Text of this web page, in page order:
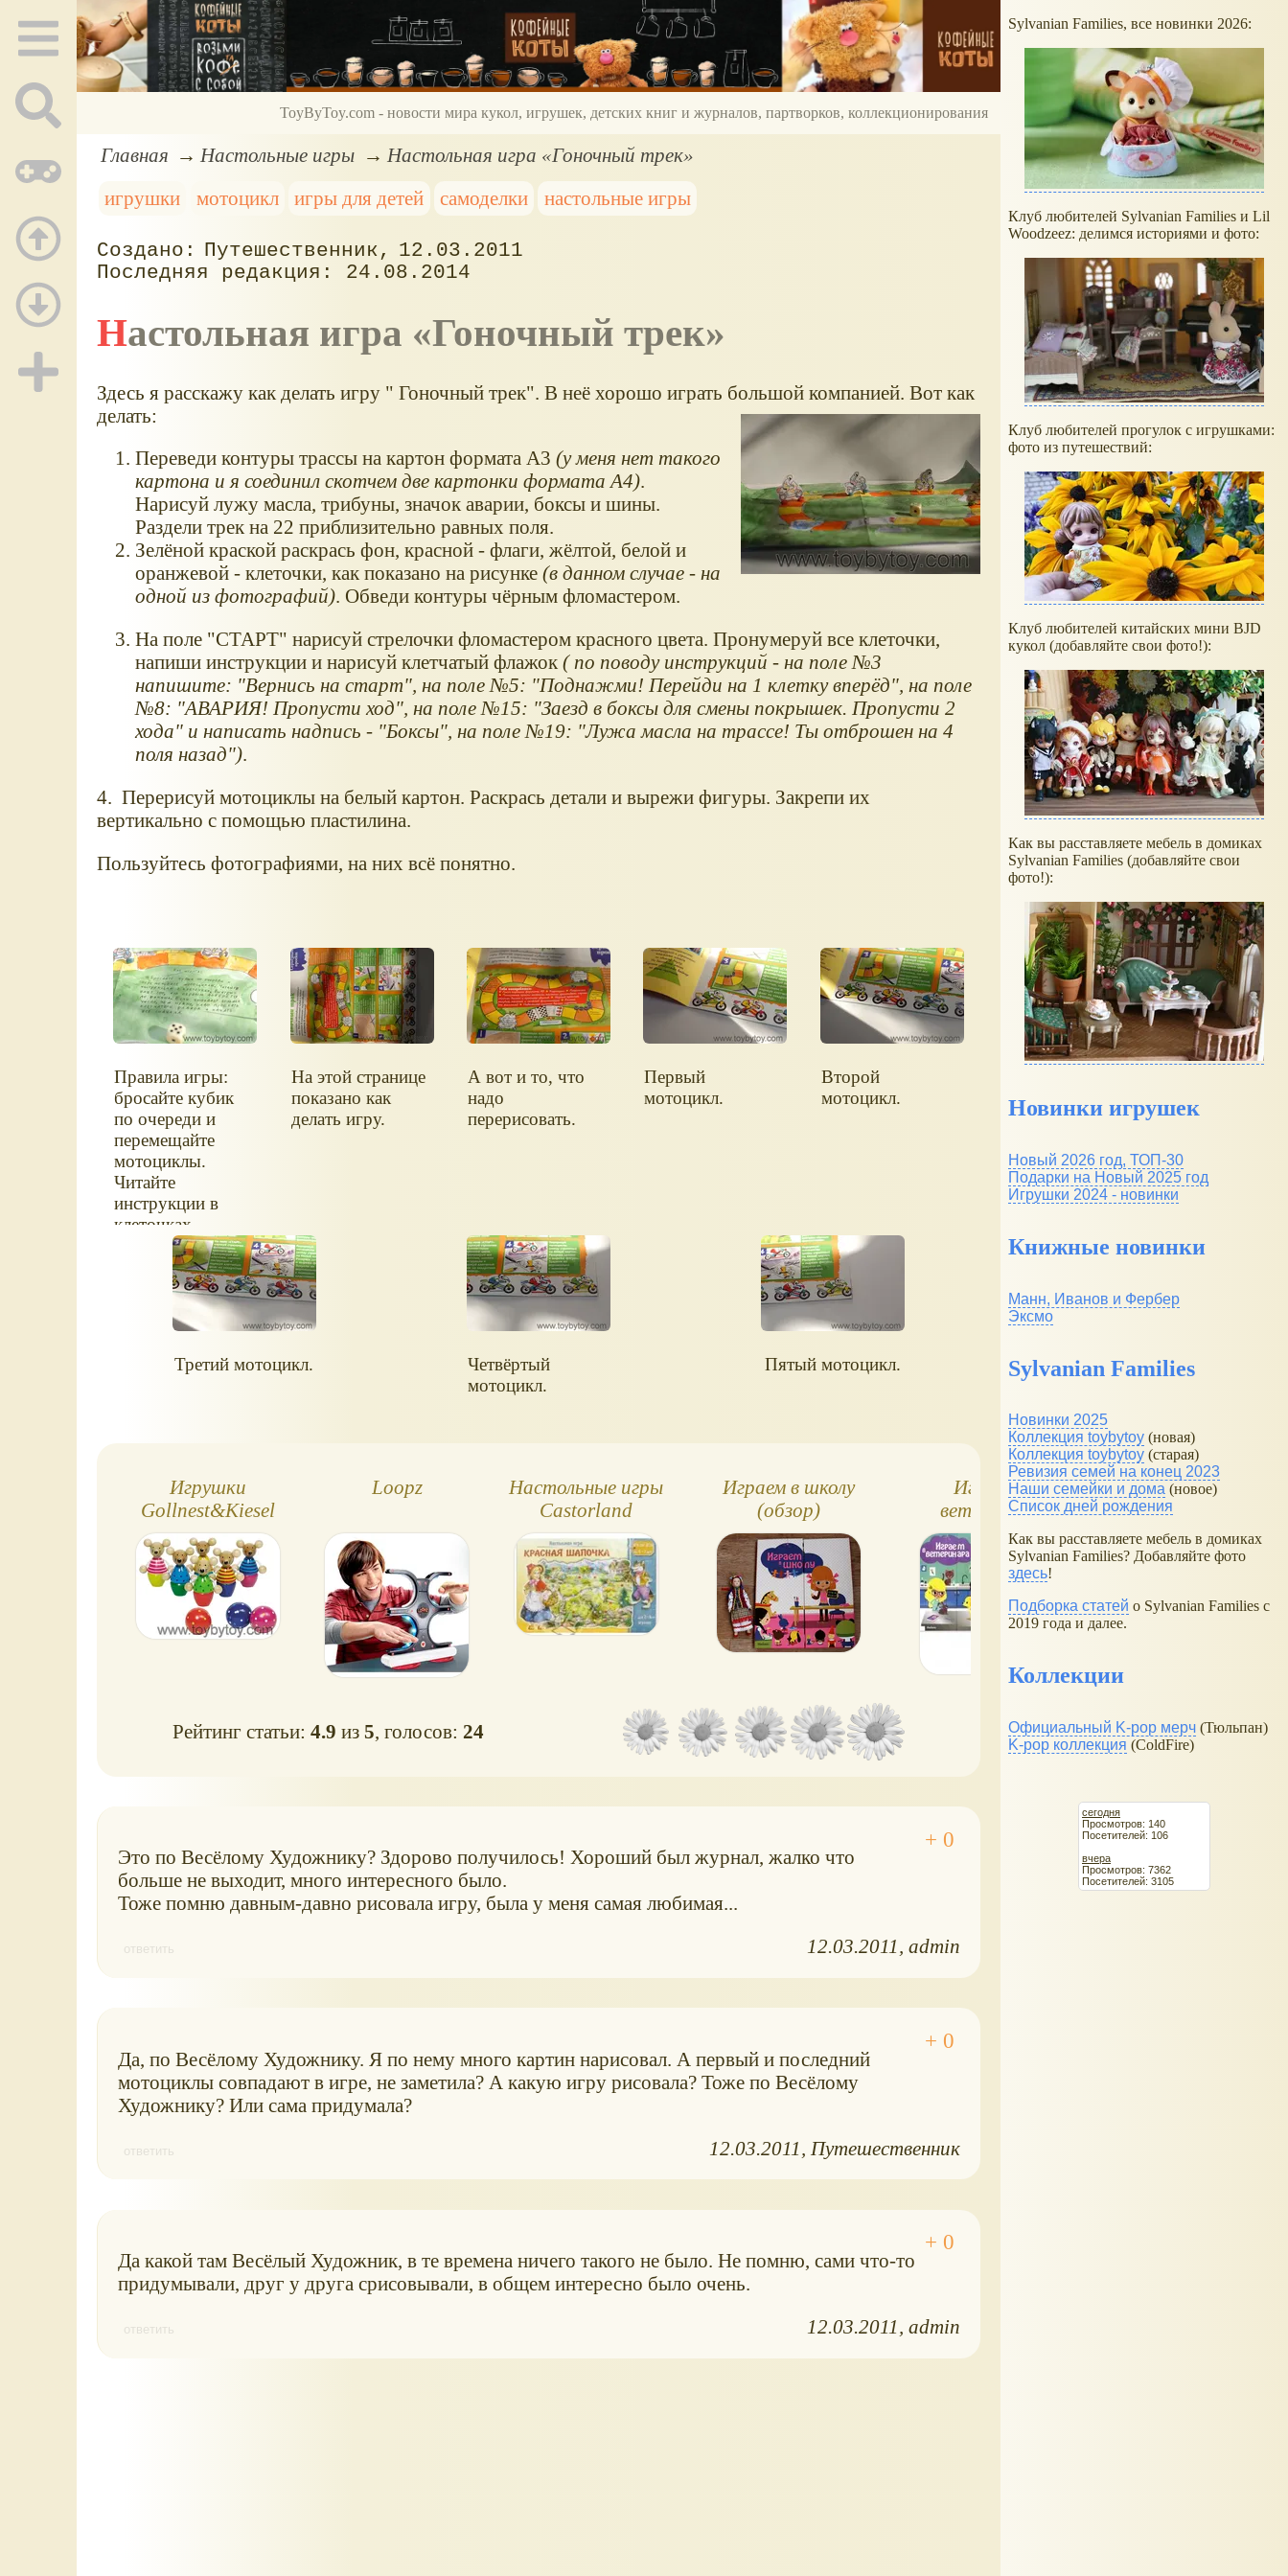
ToyByToy.com - новости мира кукол, игрушек, детских книг и журналов, партворков, коллекционирования
Главная Настольные игры
Настольная игра «Гоночный трек»
игрушки
мотоцикл игры для детей самоделки настольные игры
Путешественник
12.03.2011
24.08.2014
Настольная игра «Гоночный трек»
Здесь я расскажу как делать игру " Гоночный трек". В неё хорошо играть большой компанией. Вот как
делать:
Переведи контуры трассы на картон формата А3 (у меня нет такого
картона и я соединил скотчем две картонки формата А4).
Нарисуй лужу масла, трибуны, значок аварии, боксы и шины.
Раздели трек на 22 приблизительно равных поля.
Зелёной краской раскрась фон, красной - флаги, жёлтой, белой и
оранжевой - клеточки, как показано на рисунке (в данном случае - на
одной из фотографий). Обведи контуры чёрным фломастером.
На поле "СТАРТ" нарисуй стрелочки фломастером красного цвета. Пронумеруй все клеточки,
напиши инструкции и нарисуй клетчатый флажок ( по поводу инструкций - на поле №3
напишите: "Вернись на старт", на поле №5: "Поднажми! Перейди на 1 клетку вперёд", на поле
№8: "АВАРИЯ! Пропусти ход", на поле №15: "Заезд в боксы для смены покрышек. Пропусти 2
хода" и написать надпись - "Боксы", на поле №19: "Лужа масла на трассе! Ты отброшен на 4
поля назад").
4. Перерисуй мотоциклы на белый картон. Раскрась детали и вырежи фигуры. Закрепи их
вертикально с помощью пластилина.
Пользуйтесь фотографиями, на них всё понятно.
Правила игры:
бросайте кубик
по очереди и
перемещайте
мотоциклы.
Читайте
инструкции в
клеточках.
Выигрывает тот,
кто первым
доберётся до
финиша. Если
выпадает большее
нужно, надо
На этой странице
показано как
делать игру.
А вот и то, что
надо
перерисовать.
Первый
мотоцикл.
Второй
мотоцикл.
Третий мотоцикл.
Четвёртый
мотоцикл.
Пятый мотоцикл.
Игрушки
Gollnest&Kiesel
(Германия)
Loopz
Настольные игры
Castorland
Играем в школу
(обзор)
Играем в
ветеринара
Настольная игра
ходилка с
натуральными
самоцветами
Рейтинг статьи:4.9 из5, голосов:24
Это по Весёлому Художнику? Здорово получилось! Хороший был журнал, жалко что
больше не выходит, много интересного было.
Тоже помню давным-давно рисовала игру, была у меня самая любимая...
ответить 12.03.2011 admin
Да, по Весёлому Художнику. Я по нему много картин нарисовал. А первый и последний
мотоциклы совпадают в игре, не заметила? А какую игру рисовала? Тоже по Весёлому
Художнику? Или сама придумала?
ответить 12.03.2011 Путешественник
Да какой там Весёлый Художник, в те времена ничего такого не было. Не помню, сами что-то
придумывали, друг у друга срисовывали, в общем интересно было очень.
ответить 12.03.2011 admin
Sylvanian Families, все новинки 2026:
Клуб любителей Sylvanian Families и Lil
Woodzeez: делимся историями и фото:
Клуб любителей прогулок с игрушками:
фото из путешествий:
Клуб любителей китайских мини BJD
кукол (добавляйте свои фото!):
Как вы расставляете мебель в домиках
Sylvanian Families (добавляйте свои
фото!):
Новинки игрушек
Новый 2026 год, ТОП-30
Подарки на Новый 2025 год
Игрушки 2024 - новинки
Книжные новинки
Манн, Иванов и Фербер
Эксмо
Sylvanian Families
Новинки 2025
Коллекция toybytoy (новая)
Коллекция toybytoy (старая)
Ревизия семей на конец 2023
Наши семейки и дома (новое)
Список дней рождения
Как вы расставляете мебель в домиках
Sylvanian Families? Добавляйте фото
здесь!
Подборка статей о Sylvanian Families с
2019 года и далее.
Коллекции
Официальный K-pop мерч (Тюльпан)
K-pop коллекция (ColdFire)
сегодня
Просмотров: 140
Посетителей: 106
вчера
Просмотров: 7362
Посетителей: 3105